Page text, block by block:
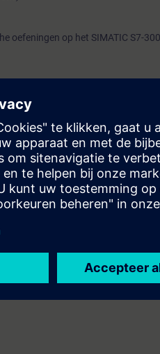
oefeningen op het SIMATIC S7-
WinCC V8.x is ontworpen
installaties.
snel kunt gebruiken voor uw
u de juiste archieven kunt
wat u heeft geleerd over het
doeltreffend gebruiken
waarden in WinCC weergeven